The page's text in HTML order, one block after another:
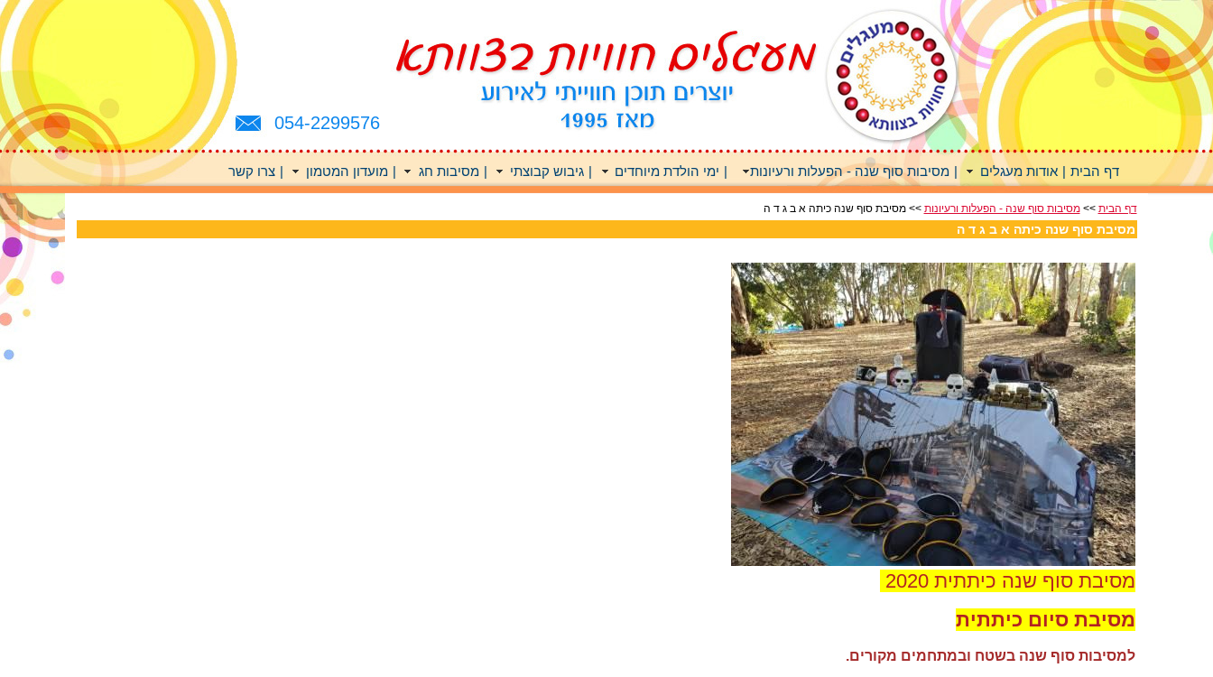
054-2299576
דף הבית | אודות מעגלים | מסיבות סוף שנה - הפעלות ורעיונות | ימי הולדת מיוחדים | גיבוש קבוצתי | מסיבות חג | מועדון המטמון | צרו קשר
דף הבית >>מסיבות סוף שנה - הפעלות ורעיונות >> מסיבת סוף שנה כיתה א ב ג ד ה
מסיבת סוף שנה כיתה א ב ג ד ה
מסיבת סוף שנה כיתתית 2020
מסיבת סיום כיתתית
למסיבות סוף שנה בשטח ובמתחמים מקורים.